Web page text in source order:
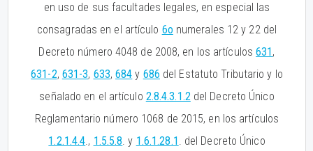
en uso de sus facultades legales, en especial las
consagradas en el artículo 6o numerales 12 y 22 del
Decreto número 4048 de 2008, en los artículos631,
631-2, 631-3, 633,684 y 686 del Estatuto Tributario y lo
señalado en el artículo 2.8.4.3.1.2del Decreto Único
Reglamentario número 1068 de 2015, en los artículos
1.2.1.4.4., 1.5.5.8. y 1.6.1.28.1. del Decreto Único